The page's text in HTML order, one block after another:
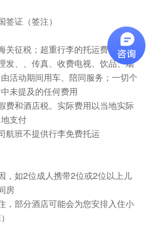
晚餐：
学-波士顿：波士顿美术馆-revere
中文陪同兼司机|包车·限10小
校之旅。
名校导览，在校学子中文讲解~
您选择。您可在下单时点击“更多
”来查看更多酒店和房型选择。最
择为准。
明确展示了房型名称、床型、含
证（签注）
关征税；超重行李的托运费、保管
发、、传真、收费电视、饮品、烟
活动期间用车、陪同服务；一切个
未提及的任何费用
费和酒店税。实际费用以当地实际
支付
航班不提供行李免费托运
，如2位成人携带2位或2位以上儿
房
，部分酒店可能会为您安排入住小